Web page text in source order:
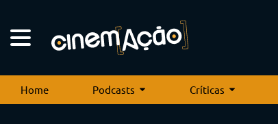
Home Podcasts Críticas